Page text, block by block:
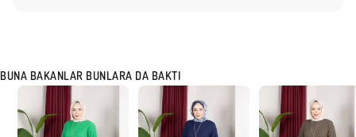
BUNA BAKANLAR BUNLARA DA BAKTI